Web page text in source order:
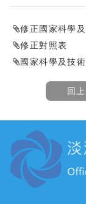
修正國家科學
修正對照表
國家科學及技